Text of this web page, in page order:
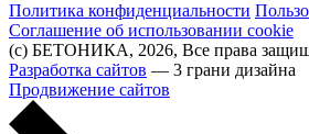
Политика конфиденциальности
Соглашение об использовании cookie
(с) БЕТОНИКА, 2026, Все права
Разработка сайтов — 3 грани дизайна
Продвижение сайтов